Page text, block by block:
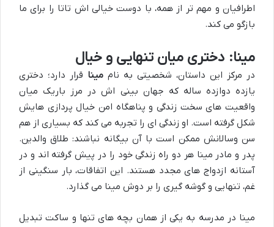
اطرافیان و مهم تر از همه، با دوست خیالی اش تاتا را برای ما
بازگو می کند.
مینا: دختری میان تنهایی و خیال
در مرکز این داستان، شخصیتی به نام مینا قرار دارد؛ دختری
یازده دوازده ساله که جهان بینی اش در مرز باریک میان
واقعیت های سخت زندگی و پناهگاه امن خیال پردازی هایش
شکل گرفته است. او زندگی ای را تجربه می کند که بسیاری از هم
سن وسالانش ممکن است با آن بیگانه نباشند: طلاق والدین.
پدر و مادر مینا هر دو راه زندگی خود را در پیش گرفته اند و در
آستانه ازدواج های مجدد هستند. این اتفاقات، بار سنگینی از
غم، تنهایی و گوشه گیری را بر دوش مینا می گذارد.
مینا در مدرسه به یکی از همان بچه های تنها و ساکت تبدیل